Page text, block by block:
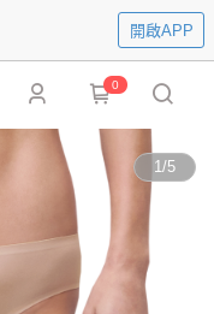
開啟APP
0
1/5